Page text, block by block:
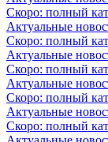
Скоро: полный
Актуальные
Скоро: полный
Актуальные
Скоро: полный
Актуальные
Скоро: полный
Актуальные
Скоро: полный